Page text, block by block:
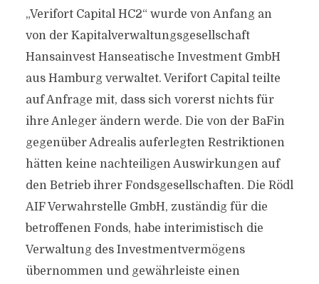
„Verifort Capital HC2“ wurde von Anfang an
von der Kapitalverwaltungsgesellschaft
Hansainvest Hanseatische Investment GmbH
aus Hamburg verwaltet. Verifort Capital teilte
auf Anfrage mit, dass sich vorerst nichts für
ihre Anleger ändern werde. Die von der BaFin
gegenüber Adrealis auferlegten Restriktionen
hätten keine nachteiligen Auswirkungen auf
den Betrieb ihrer Fondsgesellschaften. Die Rödl
AIF Verwahrstelle GmbH, zuständig für die
betroffenen Fonds, habe interimistisch die
Verwaltung des Investmentvermögens
übernommen und gewährleiste einen